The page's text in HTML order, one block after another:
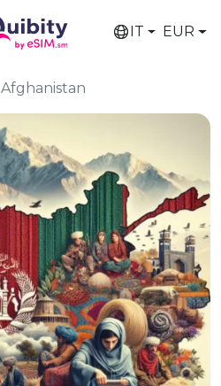
IT EUR
Afghanistan